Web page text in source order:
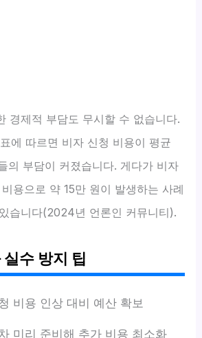
경제적 부담도 무시할 수 없습니다.
에 따르면 비자 신청 비용이 평균
의 부담이 커졌습니다. 게다가 비자
용으로 약 15만 원이 발생하는 사례
습니다(2024년 언론인 커뮤니티).
수 방지 팁
비용 인상 대비 예산 확보
미리 준비해 추가 비용 최소화